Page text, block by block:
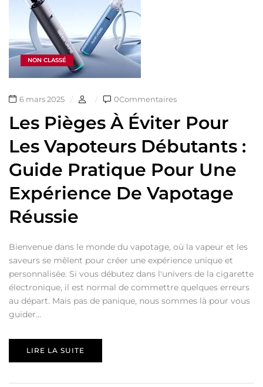
NON CLASSÉ
6 mars 2025 0Commentaires
Les Pièges À Éviter Pour
Les Vapoteurs Débutants :
Guide Pratique Pour Une
Expérience De Vapotage
Réussie
Bienvenue dans le monde du vapotage, où la vapeur et les
saveurs se mêlent pour créer une expérience unique et
personnalisée. Si vous débutez dans l'univers de la cigarette
électronique, il est normal de commettre quelques erreurs
au départ. Mais pas de panique, nous sommes là pour vous
guider...
LIRE LA SUITE